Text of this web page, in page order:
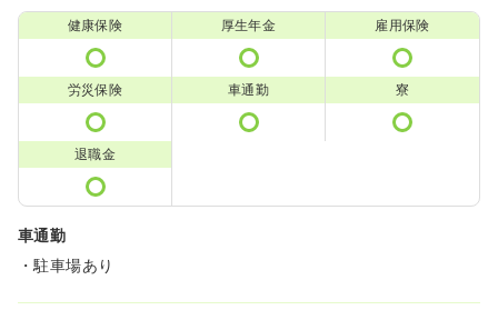
健康保険 厚生年金 雇用保険
労災保険 車通勤 寮
退職金
車通勤
・駐車場あり